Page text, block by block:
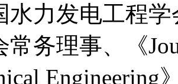
水力发电工程
务理事、《